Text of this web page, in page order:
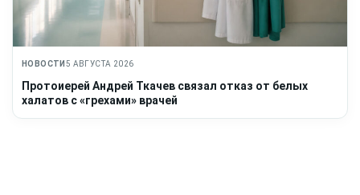
НОВОСТИ 5 АВГУСТА 2026
Протоиерей Андрей Ткачев связал отказ от белых
халатов с «грехами» врачей